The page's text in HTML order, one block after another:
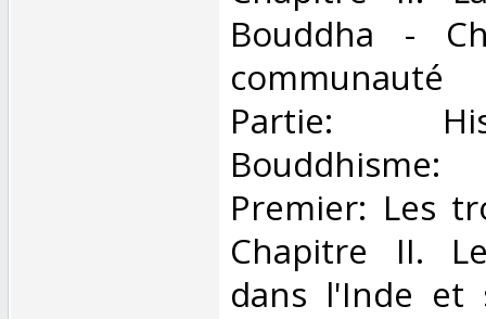
Bouddha -
Partie:
Premier: Les
Chapitre II.
dans l'Inde et